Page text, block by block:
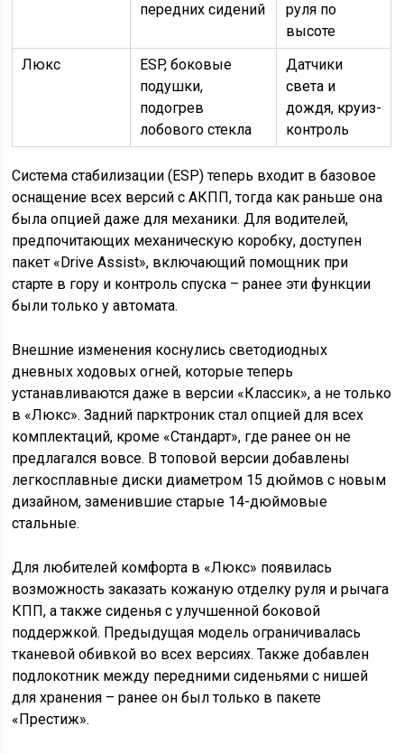
передних сидений
руля по
высоте
Люкс
ESP, боковые
подушки,
подогрев
лобового стекла
Датчики
света и
дождя, круиз-
контроль
Система стабилизации (ESP) теперь входит в базовое
оснащение всех версий с АКПП, тогда как раньше она
была опцией даже для механики. Для водителей,
предпочитающих механическую коробку, доступен
пакет «Drive Assist», включающий помощник при
старте в гору и контроль спуска – ранее эти функции
были только у автомата.
Внешние изменения коснулись светодиодных
дневных ходовых огней, которые теперь
устанавливаются даже в версии «Классик», а не только
в «Люкс». Задний парктроник стал опцией для всех
комплектаций, кроме «Стандарт», где ранее он не
предлагался вовсе. В топовой версии добавлены
легкосплавные диски диаметром 15 дюймов с новым
дизайном, заменившие старые 14-дюймовые
стальные.
Для любителей комфорта в «Люкс» появилась
возможность заказать кожаную отделку руля и рычага
КПП, а также сиденья с улучшенной боковой
поддержкой. Предыдущая модель ограничивалась
тканевой обивкой во всех версиях. Также добавлен
подлокотник между передними сиденьями с нишей
для хранения – ранее он был только в пакете
«Престиж».